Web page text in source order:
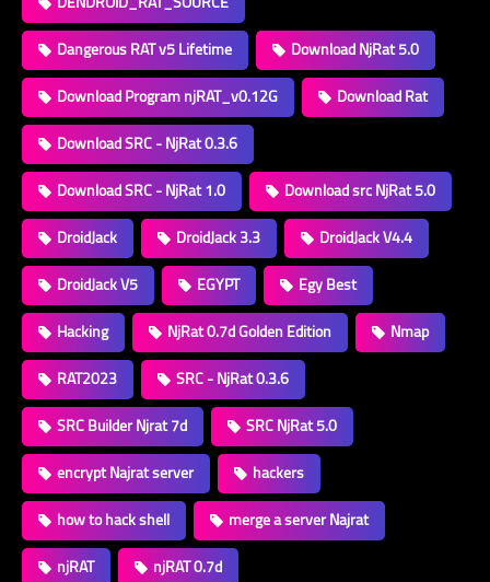
Dangerous RAT v5 Lifetime
Download NjRat 5.0
Download Program njRAT_v0.12G
Download Rat
Download SRC - NjRat 0.3.6
Download SRC - NjRat 1.0
Download src NjRat 5.0
DroidJack
DroidJack 3.3
DroidJack V4.4
DroidJack V5
EGYPT
Egy Best
Hacking
NjRat 0.7d Golden Edition
Nmap
RAT2023
SRC - NjRat 0.3.6
SRC Builder Njrat 7d
SRC NjRat 5.0
encrypt Najrat server
hackers
how to hack shell
merge a server Najrat
njRAT
njRAT 0.7d